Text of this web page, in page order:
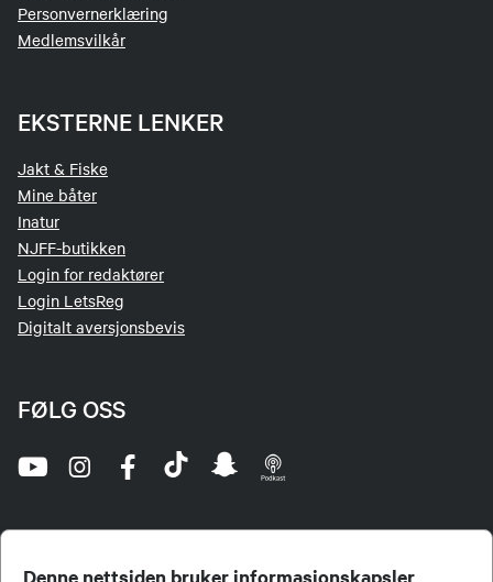
Denne nettsiden bruker informasjonskapsler
47660074
Send epost
Marte Lie Bøvre
Kvinnekontakt
92618575
Send epost
Personvernerklæring
Medlemsvilkår
EKSTERNE LENKER
Jakt & Fiske
Mine båter
Inatur
NJFF-butikken
Login for redaktører
Login LetsReg
Digitalt aversjonsbevis
FØLG OSS